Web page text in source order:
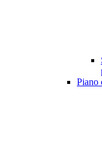
Piano